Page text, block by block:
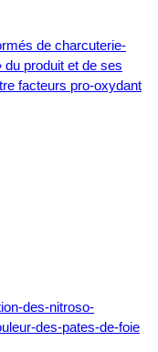
de charcuterie-
du produit et de ses
facteurs pro-oxydant